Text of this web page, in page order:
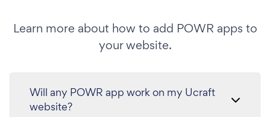
Learn more about how to add POWR apps to
your website.
Will any POWR app work on my Ucraft
website?